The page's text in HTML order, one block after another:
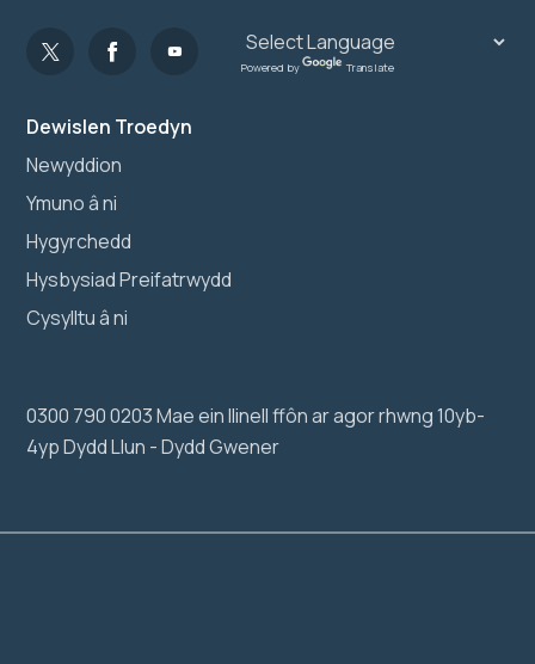
Dewislen Troedyn
Newyddion
Ymuno â ni
Hygyrchedd
Hysbysiad Preifatrwydd
Cysylltu â ni
0300 790 0203 Mae ein llinell ffôn ar agor rhwng 10yb-
4yp Dydd Llun - Dydd Gwener
Powered by Translate